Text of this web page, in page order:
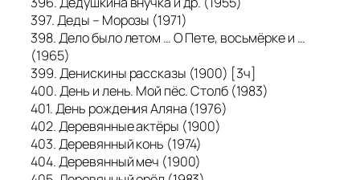
397. Деды – Морозы (1971)
398. Дело было летом … О Пете, восьмёрке и …
(1965)
399. Денискины рассказы (1900) [3ч]
400. День и лень. Мой пёс. Столб (1983)
401. День рождения Аляна (1976)
402. Деревянные актёры (1900)
403. Деревянный конь (1974)
404. Деревянный меч (1900)